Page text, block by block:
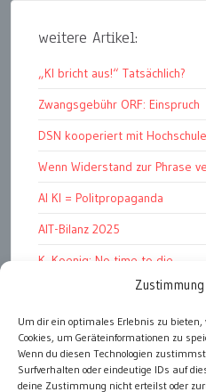
Um dir ein optimales Erlebnis zu bieten,
Cookies, um Geräteinformationen zu
Wenn du diesen Technologien
Surfverhalten oder eindeutige IDs auf
deine Zustimmung nicht erteilst oder
weitere Artikel:
„KI bricht aus!“ Tatsächlich?
Zwangsgebühr ORF: Einspruch
DSN kooperiert mit
Wenn Widerstand zur Phrase
AI KI = Politpropaganda
AIT-Bilanz 2025
K. Koenig: No time to die
Hinschauen statt Wegschauen
EMRK Art. 15: „das Leben der
Pressfreedom Report ignoriert